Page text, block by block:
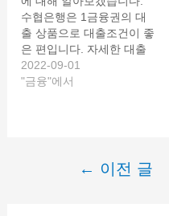
수협은행은 1금융권의 대
출 상품으로 대출조건이 좋
은 편입니다. 자세한 대출
대상 및 조건과 신청방법
알려드리겠습니다. 수협은
권인 수협은행의 상품이여
서 대출 신청 시 신용점수
2022-09-01
"금융"에서
← 이전 글